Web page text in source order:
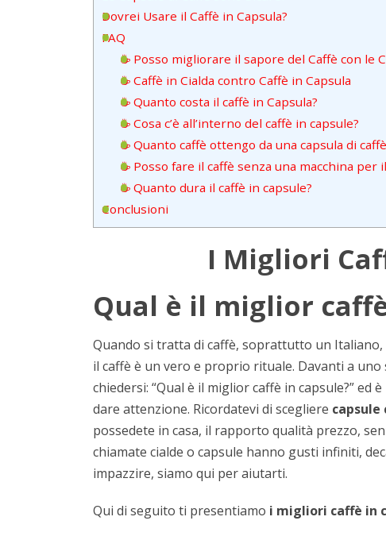
Dovrei Usare il Caffè in Capsula?
FAQ
☕ Posso migliorare il sapore del Caffè con le
☕ Caffè in Cialda contro Caffè in Capsula
☕ Quanto costa il caffè in Capsula?
☕ Cosa c’è all’interno del caffè in capsule?
☕ Quanto caffè ottengo da una capsula di
☕ Posso fare il caffè senza una macchina per
☕ Quanto dura il caffè in capsule?
Conclusioni
I Migliori
Qual è il miglior
Quando si tratta di caffè, soprattutto un
il caffè è un vero e proprio rituale. Davanti a
chiedersi: “Qual è il miglior caffè in capsule?” ed
dare attenzione. Ricordatevi di scegliere
possedete in casa, il rapporto qualità prezzo,
chiamate cialde o capsule hanno gusti infiniti,
impazzire, siamo qui per aiutarti.
Qui di seguito ti presentiamo i migliori caffè in